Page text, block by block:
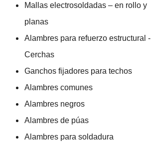
Mallas electrosoldadas – en rollo y
planas
Alambres para refuerzo estructural -
Cerchas
Ganchos fijadores para techos
Alambres comunes
Alambres negros
Alambres de púas
Alambres para soldadura